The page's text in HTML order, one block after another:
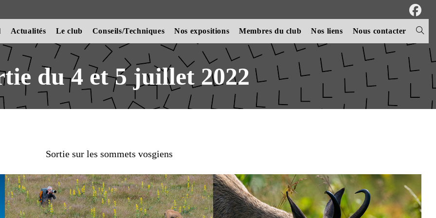
Actualités Le club Conseils/Techniques Nos expositions Membres du club Nos liens Nous contacter Toggle
website
search
du 4 et 5 juillet 2022
Sortie sur les sommets vosgiens